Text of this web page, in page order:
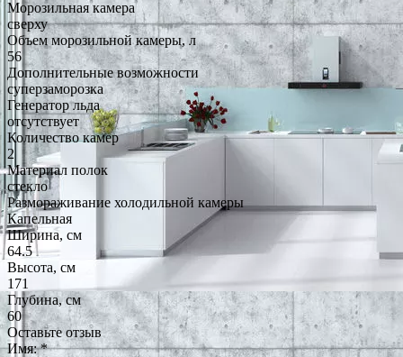
Морозильная камера
сверху
Объем морозильной камеры, л
56
Дополнительные возможности
суперзаморозка
Генератор льда
отсутствует
Количество камер
2
Материал полок
стекло
Размораживание холодильной камеры
Капельная
Ширина, см
64.5
Высота, см
171
Глубина, см
60
Оставьте отзыв
Имя:*